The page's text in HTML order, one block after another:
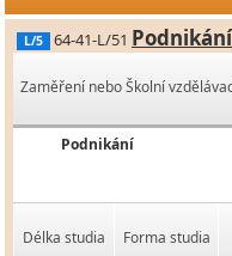
L/5 64-41-L/51 Podnikání
Zaměření nebo Školní
Podnikání
Délka studia Forma studia